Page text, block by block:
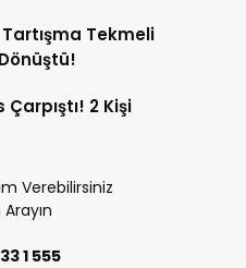
Tekmeli
2 Kişi
Verebilirsiniz
1 555